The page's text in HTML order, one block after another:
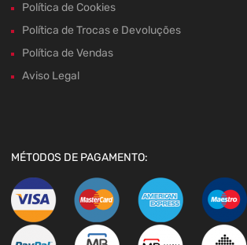
Política de Cookies
Política de Trocas e Devoluções
Política de Vendas
Aviso Legal
MÉTODOS DE PAGAMENTO: